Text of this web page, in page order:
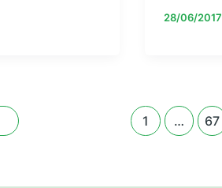
28/06/2017
1 … 67